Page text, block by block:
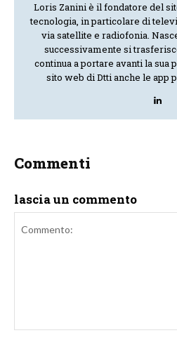
Loris Zanini è il fondatore del
tecnologia, in particolare di
via satellite e radiofonia.
successivamente si
continua a portare avanti la sua
sito web di Dtti anche le app
Commenti
lascia un commento